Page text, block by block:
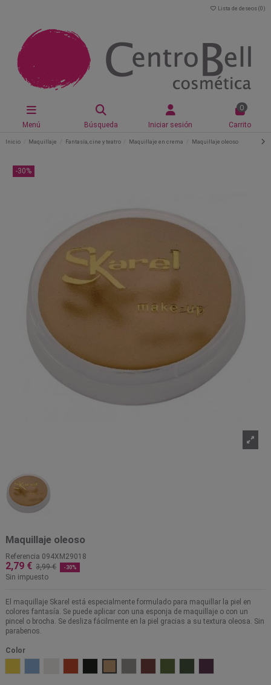
Lista de deseos (0 )
Menú Búsqueda Iniciar sesión
0
Carrito
Inicio Maquillaje Fantasía, cine y teatro Maquillaje en crema Maquillaje oleoso
-30%
Maquillaje oleoso
Referencia 094XM29018
2,79 € 3,99 € -30%
Sin impuesto
El maquillaje Skarel está especialmente formulado para maquillar la piel en
colores fantasía. Se puede aplicar con una esponja de maquillaje o con un
pincel o brocha. Se desliza fácilmente en la piel gracias a su textura oleosa. Sin
parabenos.
Color